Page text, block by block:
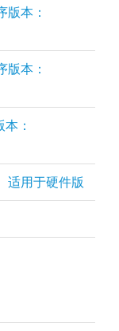
版本：
版本：
：
适用于硬件版